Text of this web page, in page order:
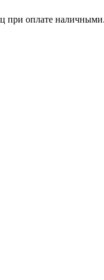
при оплате